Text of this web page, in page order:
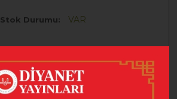
Stok Durumu VAR
SEPETE EKLE
HEMEN AL